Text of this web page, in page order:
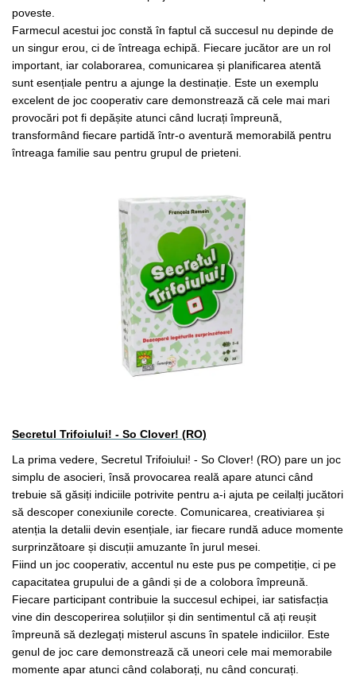
poveste.
Farmecul acestui joc constă în faptul că succesul nu depinde de
un singur erou, ci de întreaga echipă. Fiecare jucător are un rol
important, iar colaborarea, comunicarea și planificarea atentă
sunt esențiale pentru a ajunge la destinație. Este un exemplu
excelent de joc cooperativ care demonstrează că cele mai mari
provocări pot fi depășite atunci când lucrați împreună,
transformând fiecare partidă într-o aventură memorabilă pentru
întreaga familie sau pentru grupul de prieteni.
Secretul Trifoiului! - So Clover! (RO)
La prima vedere, Secretul Trifoiului! - So Clover! (RO) pare un joc
simplu de asocieri, însă provocarea reală apare atunci când
trebuie să găsiți indiciile potrivite pentru a-i ajuta pe ceilalți jucători
să descoper conexiunile corecte. Comunicarea, creativiarea și
atenția la detalii devin esențiale, iar fiecare rundă aduce momente
surprinzătoare și discuții amuzante în jurul mesei.
Fiind un joc cooperativ, accentul nu este pus pe competiție, ci pe
capacitatea grupului de a gândi și de a colobora împreună.
Fiecare participant contribuie la succesul echipei, iar satisfacția
vine din descoperirea soluțiilor și din sentimentul că ați reușit
împreună să dezlegați misterul ascuns în spatele indiciilor. Este
genul de joc care demonstrează că uneori cele mai memorabile
momente apar atunci când colaborați, nu când concurați.